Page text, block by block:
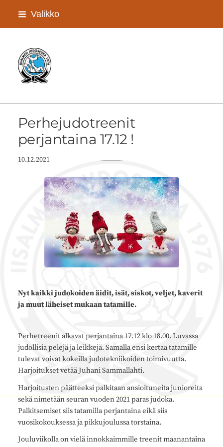
Siirry
Valikko
Iisalmen Judoseura ry
Perhejudotreenit
perjantaina 17.12 !
10.12.2021
Nyt kaikki judokoiden äidit, isät, siskot, veljet, kaverit
ja muut läheiset mukaan tatamille.
Perhetreenit alkavat perjantaina 17.12 klo 18.00. Luvassa
judollisia pelejä ja leikkejä. Samalla ensi kertaa tatamille
tulevat voivat kokeilla judotekniikoiden toimivuutta.
Harjoitukset vetää Juhani Sammallahti.
Harjoitusten päätteeksi palkitaan ansioituneita junioreita
sekä nimetään seuran vuoden 2021 paras judoka.
Palkitsemiset siis tatamilla perjantaina eikä siis
vuosikokouksessa ja pikkujoulussa torstaina.
Jouluviikolla on vielä innokkaimmille treenit maanantaina